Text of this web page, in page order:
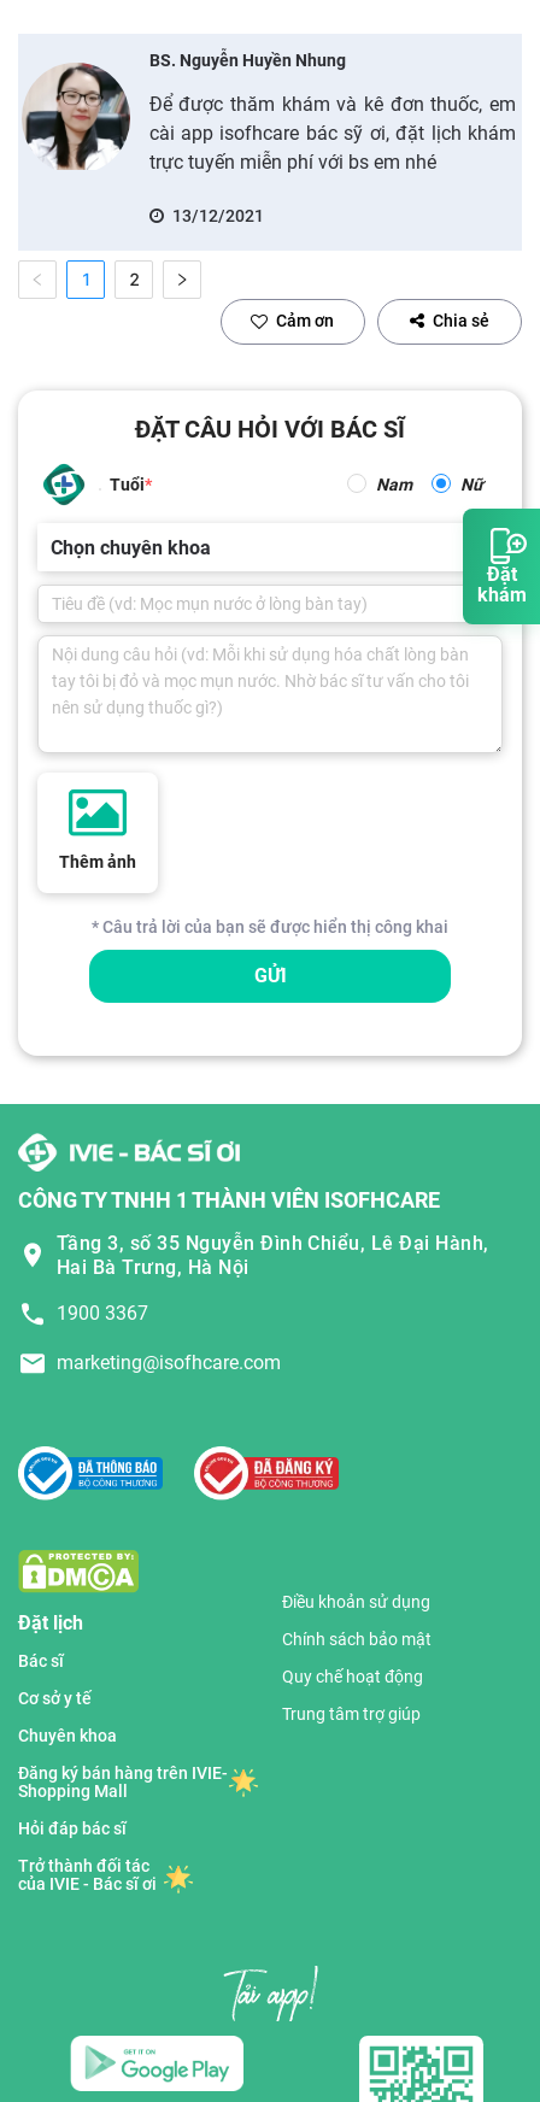
Đặt
khám
BS. Nguyễn Huyền Nhung
Để được thăm khám và kê đơn thuốc, em
cài app isofhcare bác sỹ ơi, đặt lịch khám
trực tuyến miễn phí với bs em nhé
13/12/2021
1 2
Cảm ơn Chia sẻ
ĐẶT CÂU HỎI VỚI BÁC SĨ
Tuổi Nam Nữ
Chọn chuyên khoa
Thêm ảnh
* Câu trả lời của bạn sẽ được hiển thị công khai
GỬI
CÔNG TY TNHH 1 THÀNH VIÊN ISOFHCARE
Tầng 3, số 35 Nguyễn Đình Chiểu, Lê Đại Hành,
Hai Bà Trưng, Hà Nội
1900 3367
marketing@isofhcare.com
Đặt lịch
Bác sĩ
Cơ sở y tế
Chuyên khoa
Đăng ký bán hàng trên IVIE-
Shopping Mall
Hỏi đáp bác sĩ
Trở thành đối tác
của IVIE - Bác sĩ ơi
Điều khoản sử dụng
Chính sách bảo mật
Quy chế hoạt động
Trung tâm trợ giúp